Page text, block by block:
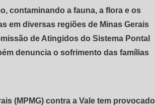
contaminando a fauna, a flora e os
em diversas regiões de Minas Gerais
de Atingidos do Sistema Pontal
denuncia o sofrimento das famílias
(MPMG) contra a Vale tem provocado